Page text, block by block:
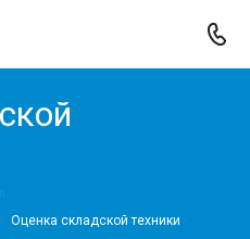
Оценка складской техники